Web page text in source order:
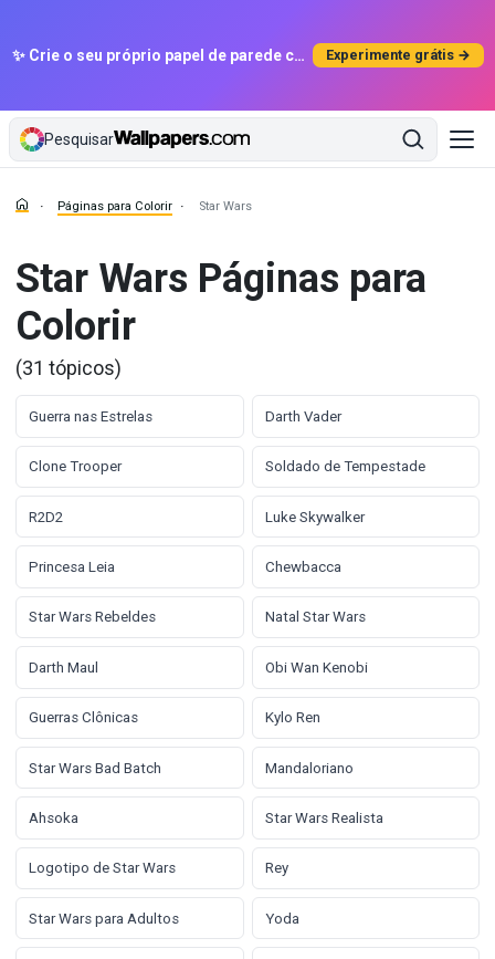
✨ Crie o seu próprio papel de parede com IA Experimente grátis →
Pesquisar
Páginas para Colorir Star Wars
Star Wars Páginas para
Colorir
(31 tópicos)
Guerra nas Estrelas Darth Vader
Clone Trooper Soldado de Tempestade
R2D2 Luke Skywalker
Princesa Leia Chewbacca
Star Wars Rebeldes Natal Star Wars
Darth Maul Obi Wan Kenobi
Guerras Clônicas Kylo Ren
Star Wars Bad Batch Mandaloriano
Ahsoka Star Wars Realista
Logotipo de Star Wars Rey
Star Wars para Adultos Yoda